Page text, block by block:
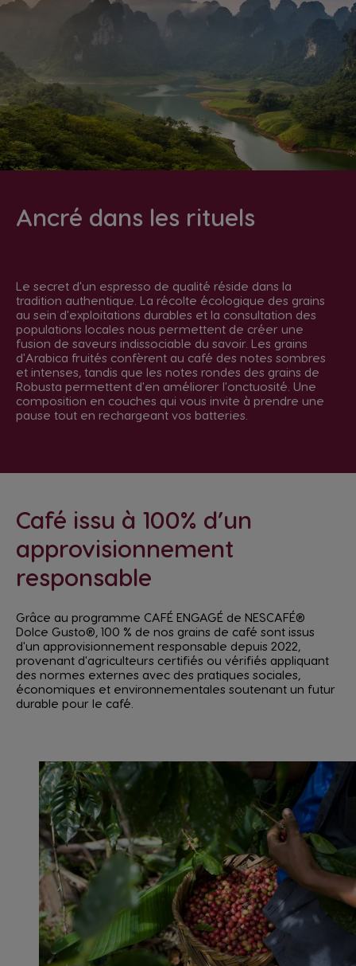
Ancré dans les rituels
Le secret d'un espresso de qualité réside dans la
tradition authentique. La récolte écologique des grains
au sein d'exploitations durables et la consultation des
populations locales nous permettent de créer une
fusion de saveurs indissociable du savoir. Les grains
d'Arabica fruités confèrent au café des notes sombres
et intenses, tandis que les notes rondes des grains de
Robusta permettent d'en améliorer l'onctuosité. Une
composition en couches qui vous invite à prendre une
pause tout en rechargeant vos batteries.
Café issu à 100% d’un
approvisionnement
responsable
Grâce au programme CAFÉ ENGAGÉ de NESCAFÉ®
Dolce Gusto®, 100 % de nos grains de café sont issus
d'un approvisionnement responsable depuis 2022,
provenant d'agriculteurs certifiés ou vérifiés appliquant
des normes externes avec des pratiques sociales,
économiques et environnementales soutenant un futur
durable pour le café.